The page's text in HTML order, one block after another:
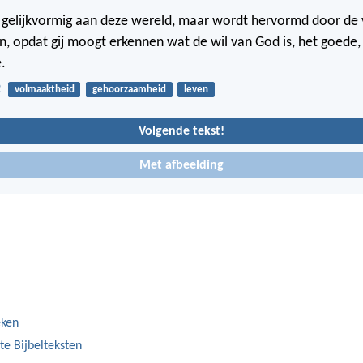
aan deze wereld, maar wordt hervormd door de
opdat gij moogt erkennen wat de wil van God is, het
volmaaktheid gehoorzaamheid leven
Volgende tekst!
Met afbeelding
Bijbelteksten